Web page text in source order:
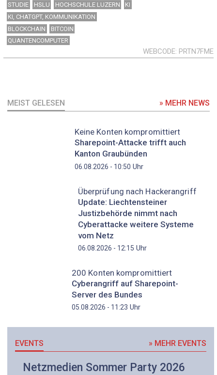
STUDIE HSLU HOCHSCHULE LUZERN
KI
KI, CHATGPT, KOMMUNIKATION
BLOCKCHAIN
BITCOIN
QUANTENCOMPUTER
WEBCODE PRTN7FME
MEIST GELESEN » MEHR NEWS
Keine Konten kompromittiert
Sharepoint-Attacke trifft auch
Kanton Graubünden
06.08.2026 - 10:50 Uhr
Überprüfung nach Hackerangriff
Update: Liechtensteiner
Justizbehörde nimmt nach
Cyberattacke weitere Systeme
vom Netz
06.08.2026 - 12:15 Uhr
200 Konten kompromittiert
Cyberangriff auf Sharepoint-
Server des Bundes
05.08.2026 - 11:23 Uhr
EVENTS » MEHR EVENTS
Netzmedien Sommer Party 2026